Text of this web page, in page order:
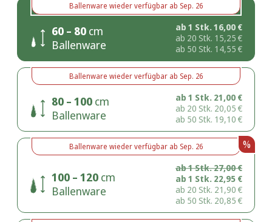
Ballenware wieder verfügbar ab Sep. 26
60 – 80 cm
Ballenware
ab 1 Stk.16,00 €
ab 20 Stk. 15,25 €
ab 50 Stk. 14,55 €
Ballenware wieder verfügbar ab Sep. 26
80 – 100 cm
Ballenware
ab 1 Stk. 21,00 €
ab 20 Stk. 20,05 €
ab 50 Stk. 19,10 €
Ballenware wieder verfügbar ab Sep. 26
100 – 120 cm
Ballenware
ab 1 Stk.27,00€
ab 1 Stk. 22,95 €
ab 20 Stk. 21,90 €
ab 50 Stk. 20,85 €
%